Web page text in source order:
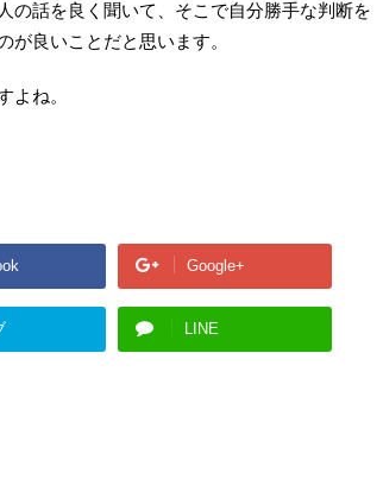
の話を良く聞いて、そこで自分勝手な判断を
が良いことだと思います。
よね。
Google+
LINE